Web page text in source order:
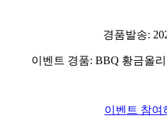
경품발송:
이벤트 경품: BBQ 황금올
이벤트 참여